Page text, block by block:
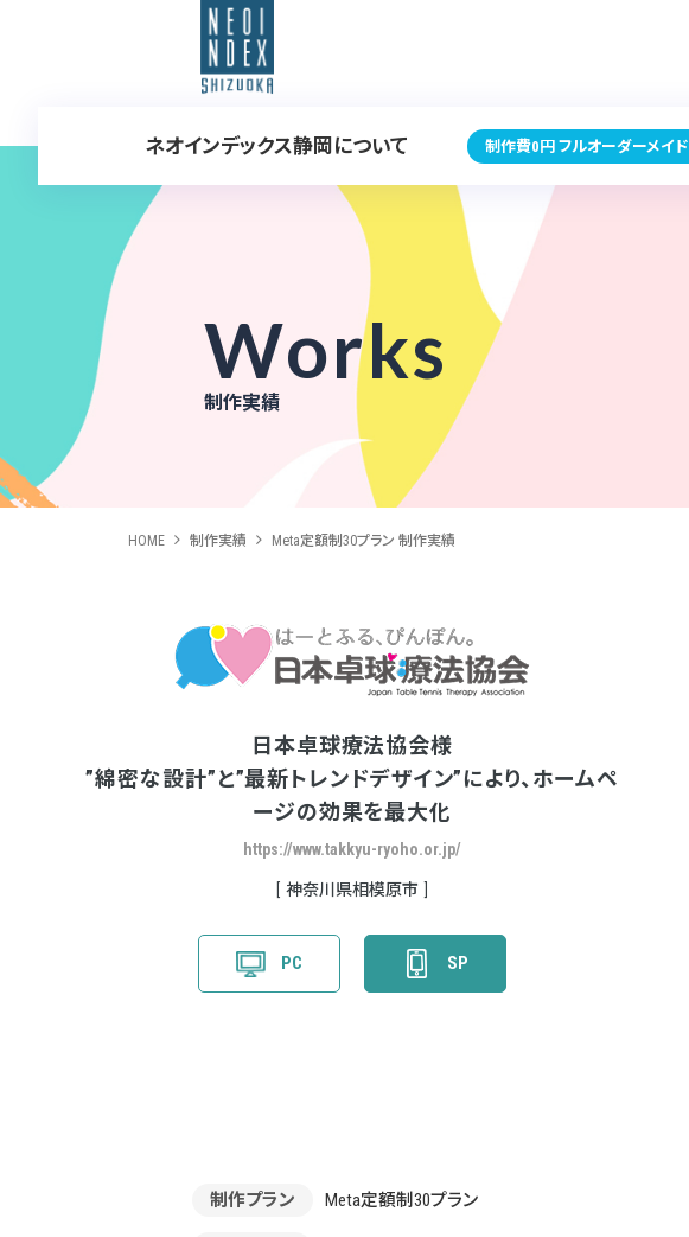
ネオインデックス静岡について 制作費0円 フルオーダーメイド
Works
制作実績
HOME 制作実績 Meta定額制30プラン 制作実績
日本卓球療法協会様
”綿密な設計”と”最新トレンドデザイン”により、ホームペ
ージの効果を最大化
https://www.takkyu-ryoho.or.jp/
神奈川県相模原市
PC SP
制作プラン Meta定額制30プラン